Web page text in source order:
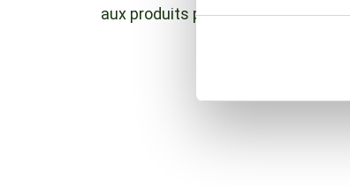
aux produits phytosanitaires.